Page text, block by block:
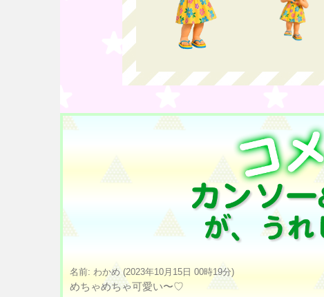
名前: わかめ (2023年10月15日 00時19分)
めちゃめちゃ可愛い〜♡